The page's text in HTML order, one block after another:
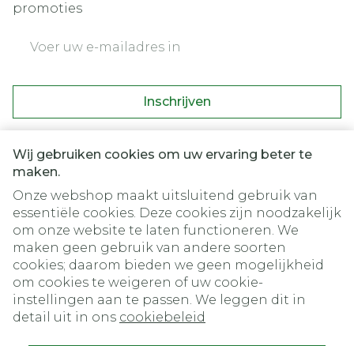
Wij gebruiken cookies om uw ervaring beter te
maken.
Onze webshop maakt uitsluitend gebruik van
essentiële cookies. Deze cookies zijn noodzakelijk
om onze website te laten functioneren. We
maken geen gebruik van andere soorten
cookies; daarom bieden we geen mogelijkheid
om cookies te weigeren of uw cookie-
instellingen aan te passen. We leggen dit in
detail uit in ons cookiebeleid
promoties
Inschrijven
nieuwsbrief en gaat u akkoord met onzeprivacy policy
Juridische links